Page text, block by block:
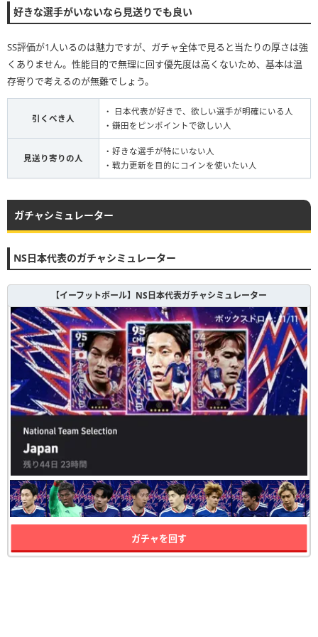
好きな選手がいないなら見送りでも良い
SS評価が1人いるのは魅力ですが、ガチャ全体で見ると当たりの厚さは強
くありません。性能目的で無理に回す優先度は高くないため、基本は温
存寄りで考えるのが無難でしょう。
引くべき人
・ 日本代表が好きで、欲しい選手が明確にいる人
・鎌田をピンポイントで欲しい人
見送り寄りの人
・好きな選手が特にいない人
・戦力更新を目的にコインを使いたい人
ガチャシミュレーター
NS日本代表のガチャシミュレーター
【イーフットボール】NS日本代表ガチャシミュレーター
ガチャを回す